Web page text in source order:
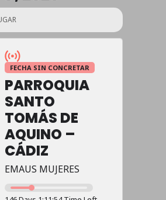
FECHA SIN CONCRETAR
PARROQUIA
SANTO
TOMÁS DE
AQUINO –
CÁDIZ
EMAUS MUJERES